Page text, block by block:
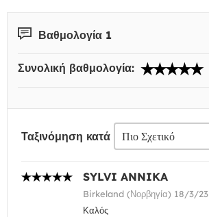
Βαθμολογία 1
Συνολική βαθμολογία:
Ταξινόμηση κατά
SYLVI ANNIKA
Birkeland (Νορβηγία) 18/3/23
Καλός